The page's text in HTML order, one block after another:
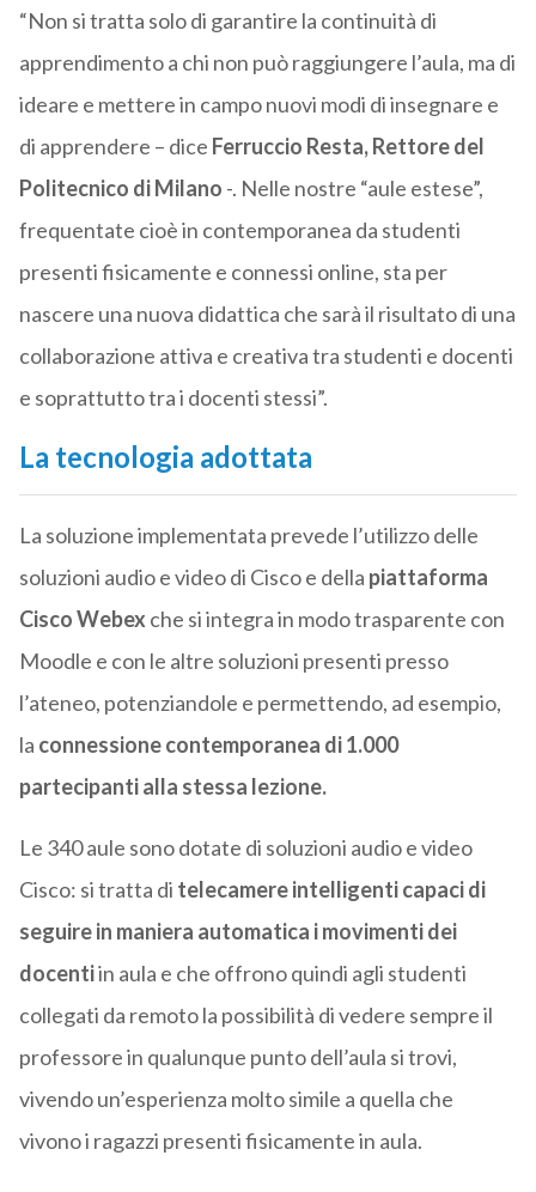
“Non si tratta solo di garantire la continuità di
apprendimento a chi non può raggiungere l’aula, ma di
ideare e mettere in campo nuovi modi di insegnare e
di apprendere – dice Ferruccio Resta, Rettore del
Politecnico di Milano -. Nelle nostre “aule estese”,
frequentate cioè in contemporanea da studenti
presenti fisicamente e connessi online, sta per
nascere una nuova didattica che sarà il risultato di una
collaborazione attiva e creativa tra studenti e docenti
e soprattutto tra i docenti stessi”.
La tecnologia adottata
La soluzione implementata prevede l’utilizzo delle
soluzioni audio e video di Cisco e della piattaforma
Cisco Webexche si integra in modo trasparente con
Moodle e con le altre soluzioni presenti presso
l’ateneo, potenziandole e permettendo, ad esempio,
la connessione contemporanea di 1.000
partecipanti alla stessa lezione.
Le 340 aule sono dotate di soluzioni audio e video
Cisco: si tratta di telecamere intelligenti capaci di
seguire in maniera automatica i movimenti dei
docentiin aula e che offrono quindi agli studenti
collegati da remoto la possibilità di vedere sempre il
professore in qualunque punto dell’aula si trovi,
vivendo un’esperienza molto simile a quella che
vivono i ragazzi presenti fisicamente in aula.